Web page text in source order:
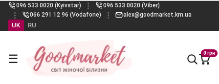
096 533 0020 (Kyivstar)
096 533 0020 (Viber)
066 291 12 96 (Vodafone)
alex@goodmarket.km.ua
UK RU
☰ 0 грн